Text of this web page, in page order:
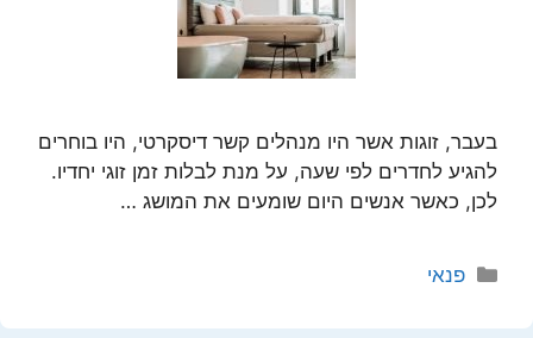
בעבר, זוגות אשר היו מנהלים קשר דיסקרטי, היו בוחרים
להגיע לחדרים לפי שעה, על מנת לבלות זמן זוגי יחדיו.
לכן, כאשר אנשים היום שומעים את המושג …
קטגוריות
פנאי